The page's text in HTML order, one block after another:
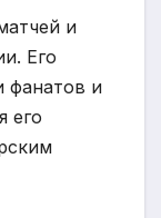
и
Его
фанатов и
его